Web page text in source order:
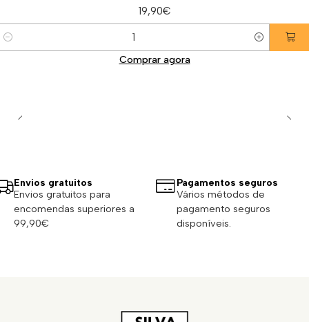
19,90€
Comprar agora
Envios gratuitos
Envios gratuitos para
encomendas superiores a
99,90€
Pagamentos seguros
Vários métodos de
pagamento seguros
disponíveis.